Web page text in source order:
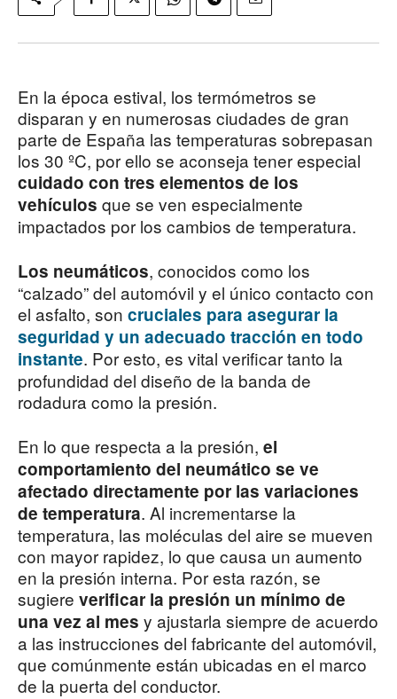
En la época estival, los termómetros se
disparan y en numerosas ciudades de gran
parte de España las temperaturas sobrepasan
los 30 ºC, por ello se aconseja tener especial
cuidado con tres elementos de los
vehículos que se ven especialmente
impactados por los cambios de temperatura.
Los neumáticos, conocidos como los
“calzado” del automóvil y el único contacto con
el asfalto, son cruciales para asegurar la
seguridad y un adecuado tracción en todo
instante. Por esto, es vital verificar tanto la
profundidad del diseño de la banda de
rodadura como la presión.
En lo que respecta a la presión, el
comportamiento del neumático se ve
afectado directamente por las variaciones
de temperatura. Al incrementarse la
temperatura, las moléculas del aire se mueven
con mayor rapidez, lo que causa un aumento
en la presión interna. Por esta razón, se
sugiere verificar la presión un mínimo de
una vez al mes y ajustarla siempre de acuerdo
a las instrucciones del fabricante del automóvil,
que comúnmente están ubicadas en el marco
de la puerta del conductor.